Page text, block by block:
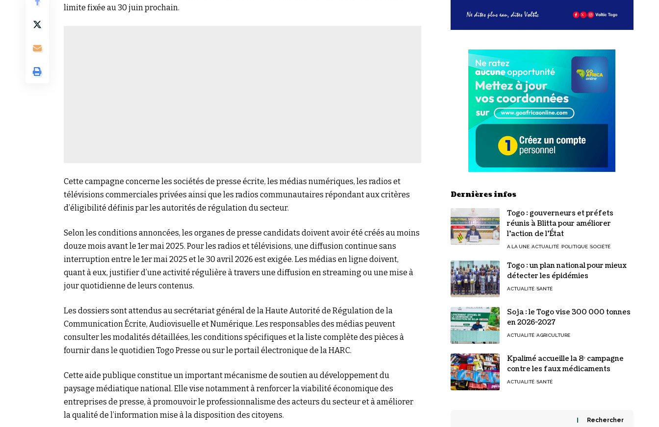
limite fixée au 30 juin prochain.
Cette campagne concerne les sociétés de presse écrite, les médias numériques, les radios et
télévisions commerciales privées ainsi que les radios communautaires répondant aux critères
d’éligibilité définis par les autorités de régulation du secteur.
Selon les conditions annoncées, les organes de presse candidats doivent avoir été créés au moins
douze mois avant le 1er mai 2025. Pour les radios et télévisions, une diffusion continue sans
interruption entre le 1er mai 2025 et le 30 avril 2026 est exigée. Les médias en ligne doivent,
quant à eux, justifier d’une activité régulière à travers une diffusion en streaming ou une mise à
jour quotidienne de leurs contenus.
Les dossiers sont attendus au secrétariat général de la Haute Autorité de Régulation de la
Communication Écrite, Audiovisuelle et Numérique. Les responsables des médias peuvent
consulter les modalités détaillées, les conditions spécifiques et la liste complète des pièces à
fournir dans le quotidien Togo Presse ou sur le portail électronique de la HARC.
Cette aide publique constitue un important mécanisme de soutien au développement du
paysage médiatique national. Elle vise notamment à renforcer la viabilité économique des
entreprises de presse, à promouvoir le professionnalisme des acteurs du secteur et à améliorer
la qualité de l’information mise à la disposition des citoyens.
Dernières infos
Togo : gouverneurs et préfets
réunis à Blitta pour améliorer
l’action de l’État
A LA UNE ACTUALITÉ POLITIQUE SOCIÉTÉ
Togo : un plan national pour mieux
détecter les épidémies
ACTUALITÉ SANTÉ
Soja : le Togo vise 300 000 tonnes
en 2026-2027
ACTUALITÉ AGRICULTURE
Kpalimé accueille la 8ᵉ campagne
contre les faux médicaments
ACTUALITÉ SANTÉ
Rechercher